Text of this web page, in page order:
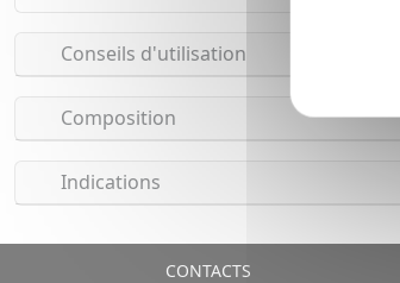
Conseils d'utilisation
Composition
Indications
CONTACTS